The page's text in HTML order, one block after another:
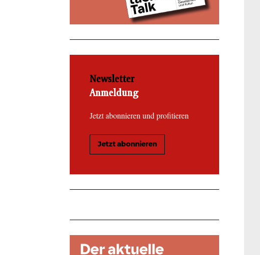
Newsletter
Anmeldung
Jetzt abonnieren und profitieren
Jetzt abonnieren